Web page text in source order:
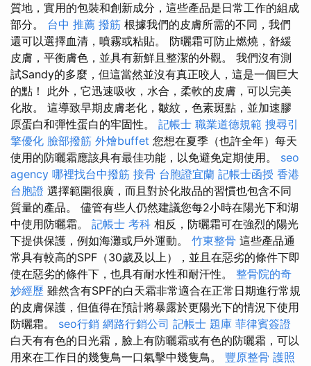
質地，實用的包裝和創新成分，這些產品是日常工作的組成
部分。 台中 推薦 撥筋 根據我們的皮膚所需的不同，我們
還可以選擇血清，噴霧或粘貼。 防曬霜可防止燃燒，舒緩
皮膚，平衡膚色，並具有新鮮且整潔的外觀。 我們沒有測
試Sandy的多麼，但這當然並沒有真正咬人，這是一個巨大
的點！ 此外，它迅速吸收，水合，柔軟的皮膚，可以完美
化妝。 這導致早期皮膚老化，皺紋，色素斑點，並加速膠
原蛋白和彈性蛋白的牢固性。 記帳士 職業道德規範 搜尋引
擎優化 臉部撥筋 外燴buffet 您想在夏季（也許全年）每天
使用的防曬霜應該具有最佳功能，以免避免定期使用。 seo
agency 哪裡找台中撥筋 接骨 台胞證宜蘭 記帳士函授 香港
台胞證 選擇範圍很廣，而且對於化妝品的習慣也包含不同
質量的產品。 儘管有些人仍然建議您每2小時在陽光下和湖
中使用防曬霜。 記帳士 考科 相反，防曬霜可在強烈的陽光
下提供保護，例如海灘或戶外運動。 竹東整骨 這些產品通
常具有較高的SPF（30歲及以上），並且在惡劣的條件下即
使在惡劣的條件下，也具有耐水性和耐汗性。 整骨院的奇
妙經歷 雖然含有SPF的白天霜非常適合在正常日期進行常規
的皮膚保護，但值得在預計將暴露於更陽光下的情況下使用
防曬霜。 seo行銷 網路行銷公司 記帳士 題庫 菲律賓簽證
白天有有色的日光霜，臉上有防曬霜或有色的防曬霜，可以
用來在工作日的幾隻鳥一口氣擊中幾隻鳥。 豐原整骨 護照